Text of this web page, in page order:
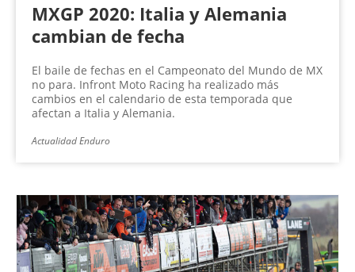
MXGP 2020: Italia y Alemania
cambian de fecha
El baile de fechas en el Campeonato del Mundo de MX
no para. Infront Moto Racing ha realizado más
cambios en el calendario de esta temporada que
afectan a Italia y Alemania.
Actualidad Enduro